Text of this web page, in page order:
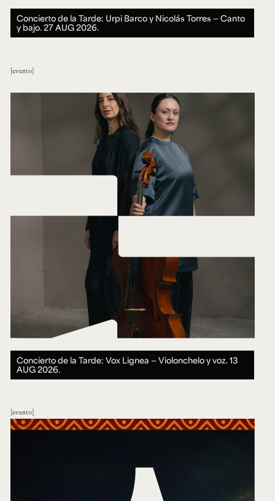
Concierto de la Tarde: Urpi Barco y Nicolás Torres — Canto
y bajo.27 AUG 2026.
evento
Concierto de la Tarde: Vox Lignea — Violonchelo y voz.13
AUG 2026.
evento